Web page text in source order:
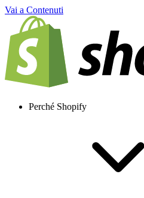
Vai a Contenuti
Perché Shopify